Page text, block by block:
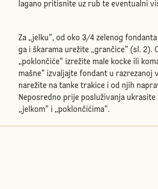
lagano pritisnite uz rub te eventualni
Za „jelku", od oko 3/4 zelenog
ga i škarama urežite „grančice" (sl. 2).
„poklončiće" izrežite male kocke ili
mašne" izvaljajte fondant u razrezanoj
narežite na tanke trakice i od njih
Neposredno prije posluživanja
„jelkom" i „poklončićima".